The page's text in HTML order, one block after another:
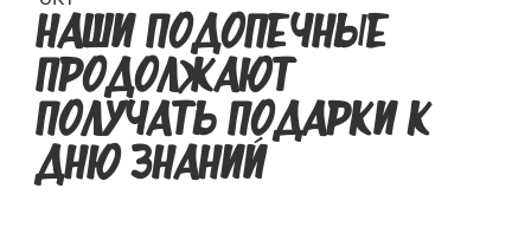
НАШИ ПОДОПЕЧНЫЕ
ПРОДОЛЖАЮТ
ПОЛУЧАТЬ ПОДАРКИ К
ДНЮ ЗНАНИЙ